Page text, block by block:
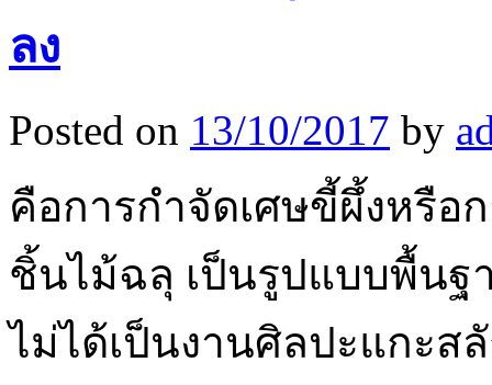
ลง
Posted on 13/10/2017 by
คือการกำจัดเศษขี้ผึ้งหรือ
ชิ้นไม้ฉลุ เป็นรูปแบบพื้นฐ
ไม่ได้เป็นงานศิลปะแกะส